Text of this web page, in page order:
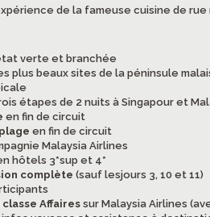
de la fameuse cuisine de rue
verte et branchée
plus beaux sites de la péninsule
étapes de 2 nuits à Singapour et
en fin de circuit
en fin de circuit
Malaysia Airlines
hôtels 3*sup et 4*
complète (sauf lesjours 3, 10 et 11)
Affairessur Malaysia Airlines